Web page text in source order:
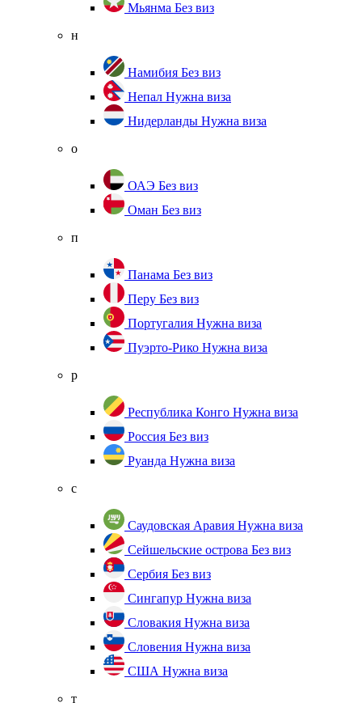
Мьянма Без виз
н
Намибия Без виз
Непал Нужна виза
Нидерланды Нужна виза
о
ОАЭ Без виз
Оман Без виз
п
Панама Без виз
Перу Без виз
Португалия Нужна виза
Пуэрто-Рико Нужна виза
р
Республика Конго Нужна виза
Россия Без виз
Руанда Нужна виза
с
Саудовская Аравия Нужна виза
Сейшельские острова Без виз
Сербия Без виз
Сингапур Нужна виза
Словакия Нужна виза
Словения Нужна виза
США Нужна виза
т